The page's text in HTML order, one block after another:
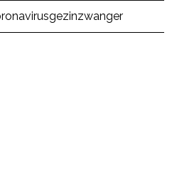
gezinzwanger